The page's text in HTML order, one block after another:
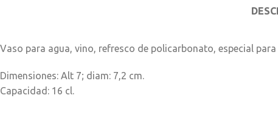
Vaso para agua, vino, refresco de policarbonato, especial
Dimensiones: Alt 7; diam: 7,2 cm.
Capacidad: 16 cl.